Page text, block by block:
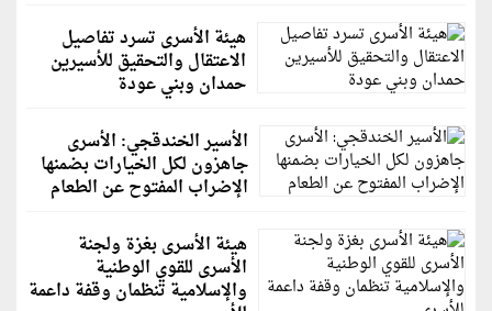
هيئة الأسرى تسرد تفاصيل
الاعتقال والتحقيق للأسيرين
حمدان وبني عودة
الأسير الخندقجي: الأسرى
جاهزون لكل الخيارات بضمنها
الإضراب المفتوح عن الطعام
هيئة الأسرى بغزة ولجنة
الأسرى للقوي الوطنية
والإسلامية تنظمان وقفة داعمة